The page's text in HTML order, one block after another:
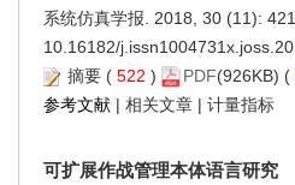
系统仿真学报. 2018, 30 (11):
10.16182/
摘要 ( 522 ) PDF(926KB) (
参考文献 | 相关文章 | 计量指标
可扩展作战管理本体语言研究